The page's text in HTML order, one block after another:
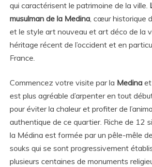
qui caractérisent le patrimoine de la ville.
musulman de la Medina, cœur historique
et le style art nouveau et art déco de la
héritage récent de l’occident et en
France.
Commencez votre visite par la Medina et
est plus agréable d’arpenter en tout
pour éviter la chaleur et profiter de
authentique de ce quartier. Riche de 12
la Médina est formée par un pêle-mêle
souks qui se sont progressivement
plusieurs centaines de monuments